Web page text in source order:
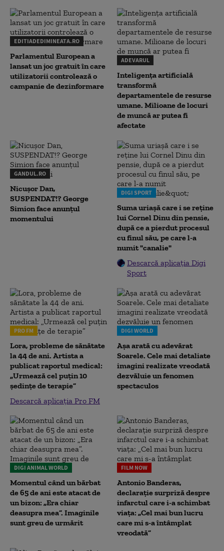
EDITIADEDIMINEATA.RO
Parlamentul European a
lansat un joc gratuit în care
utilizatorii controlează o
campanie de dezinformare
ADEVARUL
Inteligența artificială
transformă
departamentele de resurse
umane. Milioane de locuri
de muncă ar putea fi
afectate
GANDUL.RO
Nicușor Dan,
SUSPENDAT!? George
Simion face anunțul
momentului
DIGI SPORT
Suma uriașă care i se reține
lui Cornel Dinu din pensie,
după ce a pierdut procesul
cu finul său, pe care l-a
numit "canalie"
Descarcă aplicația Digi
Sport
PRO FM
Lora, probleme de sănătate
la 44 de ani. Artista a
publicat raportul medical:
„Urmează cel puțin 10
ședințe de terapie”
Descarcă aplicația Pro FM
DIGI WORLD
Așa arată cu adevărat
Soarele. Cele mai detaliate
imagini realizate vreodată
dezvăluie un fenomen
spectaculos
DIGI ANIMAL WORLD
Momentul când un bărbat
de 65 de ani este atacat de
un bizon: „Era chiar
deasupra mea”. Imaginile
sunt greu de urmărit
FILM NOW
Antonio Banderas,
declarație surpriză despre
infarctul care i-a schimbat
viața: „Cel mai bun lucru
care mi s-a întâmplat
vreodată”